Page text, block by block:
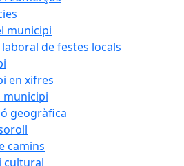
municipi
de festes locals
en xifres
municipi
geogràfica
camins
cultural